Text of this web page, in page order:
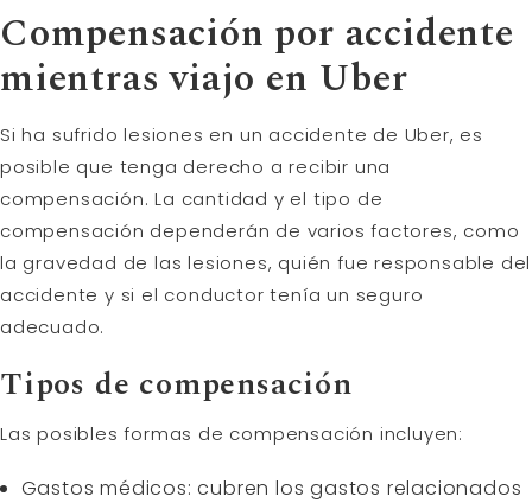
Compensación por accidente
mientras viajo en Uber
Si ha sufrido lesiones en un accidente de Uber, es
posible que tenga derecho a recibir una
compensación. La cantidad y el tipo de
compensación dependerán de varios factores, como
la gravedad de las lesiones, quién fue responsable del
accidente y si el conductor tenía un seguro
adecuado.
Tipos de compensación
Las posibles formas de compensación incluyen:
Gastos médicos: cubren los gastos relacionados